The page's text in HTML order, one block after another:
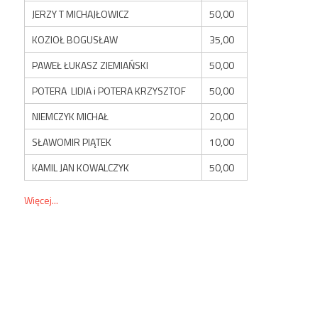
JERZY T MICHAJŁOWICZ
50,00
KOZIOŁ BOGUSŁAW
35,00
PAWEŁ ŁUKASZ ZIEMIAŃSKI
50,00
POTERA LIDIA i POTERA KRZYSZTOF
50,00
NIEMCZYK MICHAŁ
20,00
SŁAWOMIR PIĄTEK
10,00
KAMIL JAN KOWALCZYK
50,00
Więcej...